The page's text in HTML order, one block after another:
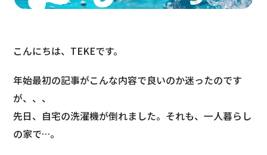
こんにちは、TEKEです。
年始最初の記事がこんな内容で良いのか迷ったのです
が、、、
先日、自宅の洗濯機が倒れました。それも、一人暮らし
の家で…。